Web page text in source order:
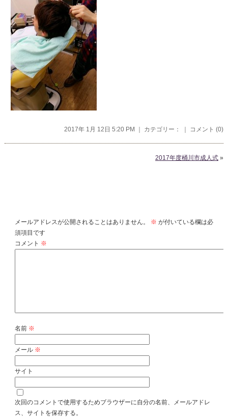
2017年 1月 12日 5:20 PM ｜ カテゴリー： ｜ コメント (0)
2017年度桶川市成人式 »
メールアドレスが公開されることはありません。 ※ が付いている欄は必
須項目です
コメント ※
名前 ※
メール ※
サイト
次回のコメントで使用するためブラウザーに自分の名前、メールアドレ
ス、サイトを保存する。